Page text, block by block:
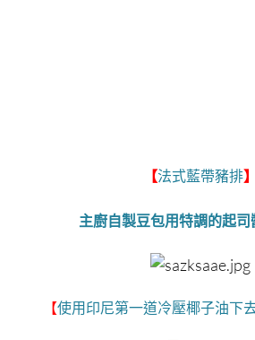
【法式藍帶豬排】
主廚自製豆包用特調的起司
【使用印尼第一道冷壓椰子油下